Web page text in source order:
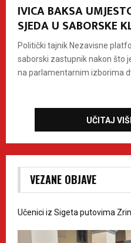
IVICA BAKSA
SJEDA U SABORSKE
Politički tajnik Nezavisne
saborski zastupnik nakon što
na parlamentarnim izborima
UČITAJ
VEZANE OBJAVE
Učenici iz Sigeta putovima